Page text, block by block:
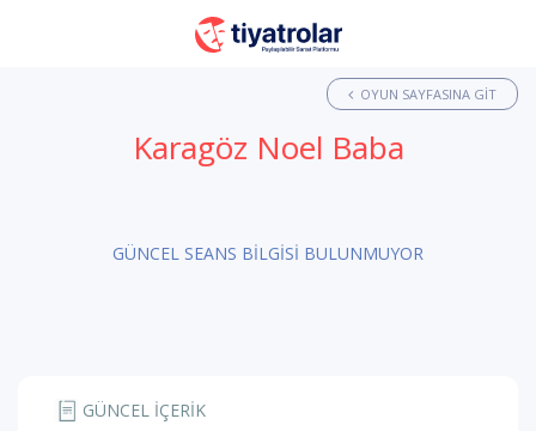
OYUN SAYFASINA GIT
Karagöz Noel Baba
GÜNCEL SEANS BİLGİSİ BULUNMUYOR
GÜNCEL İÇERİK